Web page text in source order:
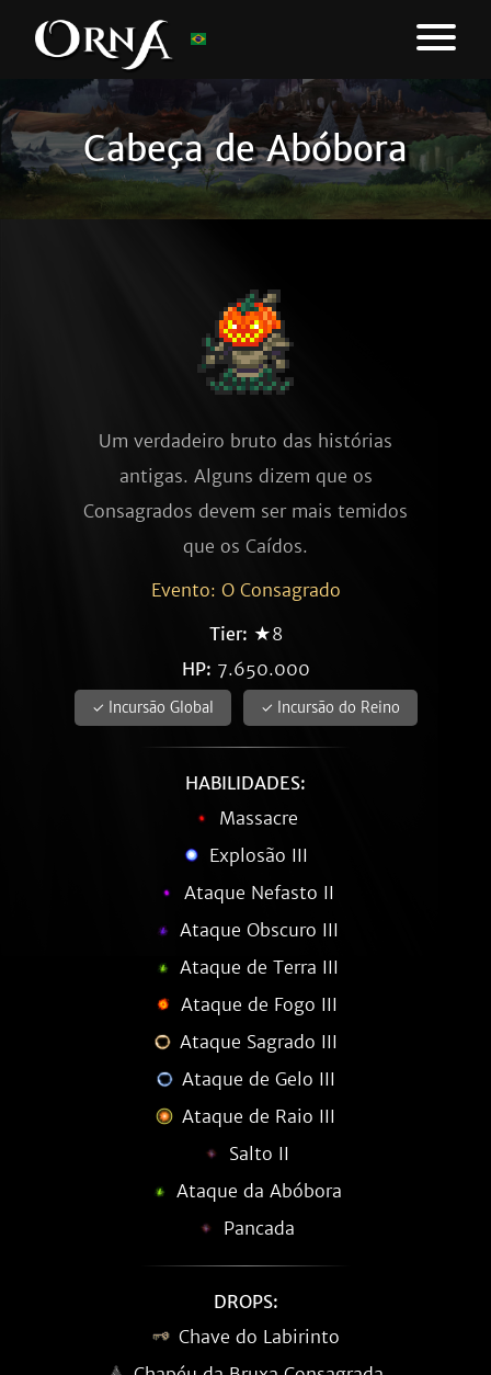
Cabeça de Abóbora
Um verdadeiro bruto das histórias
antigas. Alguns dizem que os
Consagrados devem ser mais temidos
que os Caídos.
Evento: O Consagrado
Tier: ★8
HP: 7.650.000
✓ Incursão Global ✓ Incursão do Reino
HABILIDADES:
Massacre
Explosão III
Ataque Nefasto II
Ataque Obscuro III
Ataque de Terra III
Ataque de Fogo III
Ataque Sagrado III
Ataque de Gelo III
Ataque de Raio III
Salto II
Ataque da Abóbora
Pancada
DROPS:
Chave do Labirinto